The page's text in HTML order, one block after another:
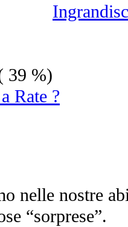
39 %)
Rate ?
nelle nostre
“sorprese”.